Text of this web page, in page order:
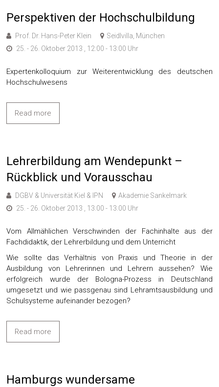
Perspektiven der Hochschulbildung
Prof. Dr. Hans-Peter Klein
Seidlvilla, München
25. - 26. Oktober 2013 , 12:00 - 13:00 Uhr
Expertenkolloquium zur Weiterentwicklung des deutschen
Hochschulwesens
Read more
Lehrerbildung am Wendepunkt –
Rückblick und Vorausschau
DGBV & Universität Kiel & IPN
Akademie Sankelmark
25. - 26. Oktober 2013 , 13:00 - 13:00 Uhr
Vom Allmählichen Verschwinden der Fachinhalte aus der
Fachdidaktik, der Lehrerbildung und dem Unterricht
Wie sollte das Verhältnis von Praxis und Theorie in der
Ausbildung von Lehrerinnen und Lehrern aussehen? Wie
erfolgreich wurde der Bologna-Prozess in Deutschland
umgesetzt und wie passgenau sind Lehramtsausbildung und
Schulsysteme aufeinander bezogen?
Read more
Hamburgs wundersame